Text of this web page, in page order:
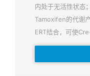
内处于无活性状态
Tamoxifen的代谢
ERT结合，可使